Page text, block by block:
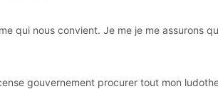
qui nous convient. Je me je me assurons
gouvernement procurer tout mon